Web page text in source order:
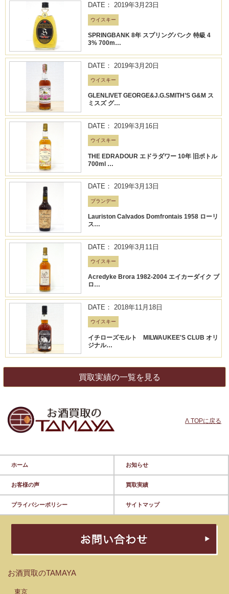
DATE： 2019年3月23日
ウイスキー
SPRINGBANK 8年 スプリングバンク 特級 4
3% 700m…
DATE： 2019年3月20日
ウイスキー
GLENLIVET GEORGE&J.G.SMITH’S G&M ス
ミスズ グ…
DATE： 2019年3月16日
ウイスキー
THE EDRADOUR エドラダワー 10年 旧ボトル
700ml …
DATE： 2019年3月13日
ブランデー
Lauriston Calvados Domfrontais 1958 ローリ
ス…
DATE： 2019年3月11日
ウイスキー
Acredyke Brora 1982-2004 エイカーダイク ブ
ロ…
DATE： 2018年11月18日
ウイスキー
イチローズモルト MILWAUKEE'S CLUB オリ
ジナル…
買取実績の一覧を見る
Λ TOPに戻る
ホーム お知らせ
お客様の声 買取実績
プライバシーポリシー サイトマップ
お酒買取のTAMAYA
東京